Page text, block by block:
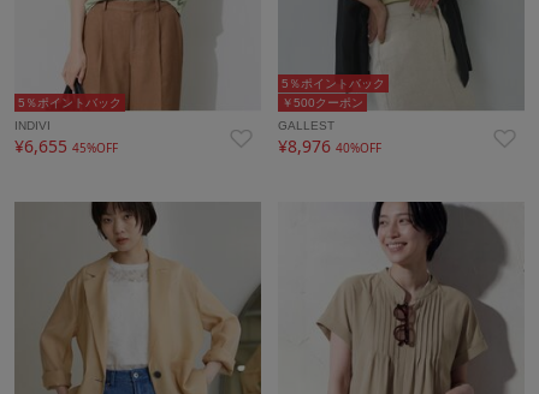
5％ポイントバック
INDIVI
¥6,655 45%OFF
￥500クーポン
5％ポイントバック
GALLEST
¥8,97640%OFF